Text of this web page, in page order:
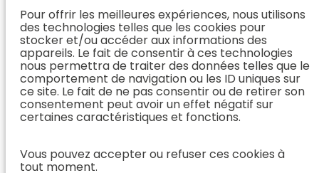
Pour offrir les meilleures expériences, nous utilisons
des technologies telles que les cookies pour
stocker et/ou accéder aux informations des
appareils. Le fait de consentir à ces technologies
nous permettra de traiter des données telles que le
comportement de navigation ou les ID uniques sur
ce site. Le fait de ne pas consentir ou de retirer son
consentement peut avoir un effet négatif sur
certaines caractéristiques et fonctions.
Vous pouvez accepter ou refuser ces cookies à
tout moment.
Prendre
rendez-vous
Après mon
rendez-vous
Espace
Vétérinaire
cas
(Chirurgie &
Orthopédie)
Dentisterie &
ORL
L’Équipe
Dentisterie &
ORL
(Dentisterie &
ORL)
Médecine
Interne
En Savoir
Plus
(Médecine
Interne)
Neurologie
Neurologie